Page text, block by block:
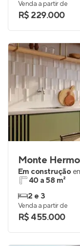
Venda a partir de
R$ 229.000
Monte
Em construção
40 a 58 m²
2 e 3
Venda a partir de
R$ 455.000